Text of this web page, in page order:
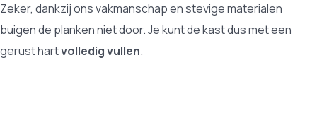
Zeker, dankzij ons vakmanschap en stevige materialen
buigen de planken niet door. Je kunt de kast dus met een
gerust hartvolledig vullen.